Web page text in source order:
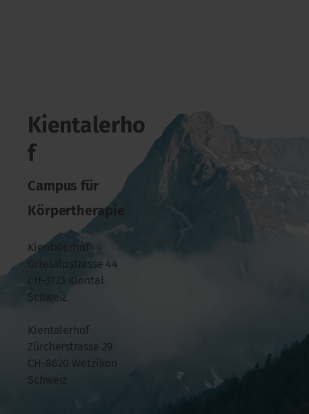
Kientalerho
f
Campus für
Körpertherapie
Kientalerhof
Griesalpstrasse 44
CH-3723 Kiental
Schweiz
Kientalerhof
Zürcherstrasse 29
CH-8620 Wetzikon
Schweiz